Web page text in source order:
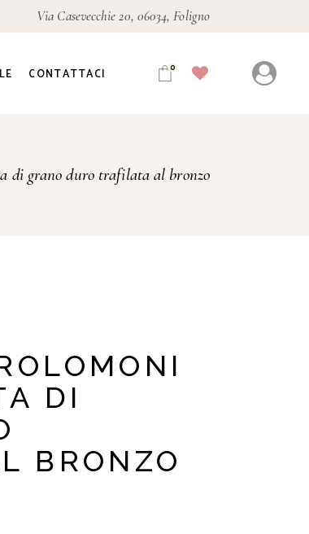
Via Casevecchie 20, 06034, Foligno
CONTATTACI 0
di grano duro trafilata al bronzo
DI
BRONZO